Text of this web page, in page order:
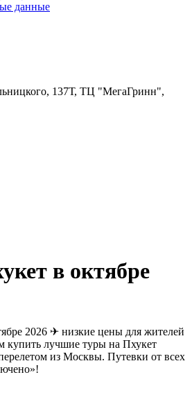
данные
137Т, ТЦ "МегаГринн",
в октябре
2026 ✈ низкие цены для жителей
лучшие туры на Пхукет
из Москвы. Путевки от всех